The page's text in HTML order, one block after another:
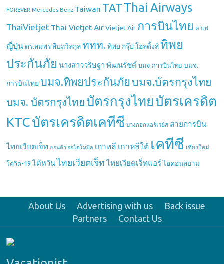
FOREVER Mercedes-Benz Taiwan TAT Thai Airways
ThaiVietjet Thai Vietjet Air Vietjet Air การบินไทย คาเฟ่
ญี่ปุ่น ดร.สมพร สืบถวิลกุล ททท. ทิพย กรุ๊ป โฮลดิ้งส์ ทิพย
ประกันภัย นางสาววริษฐา พัฒนรัชต์ บมจ.การบินไทย บมจ.
การบินไทย บมจ.ทิพยประกันภัย บมจ.บัตรกรุงไทย
บมจ. บัตรกรุงไทย บัตรกรุงไทย บัตรเครดิต
KTCบัตรเครดิตเคทีซี บางกอกแอร์เวย์ส สายการบิน
ไทยเวียตเจ็ท ฮอนด้า ออโตโมบิล เกาหลี เกาหลีใต้ เคทีซี เชียงใหม่
โควิด-19 ไต้หวัน ไทยเวียตเจ็ท ไทยเวียตเจ็ทแอร์ ไอคอนสยาม
About Us Advertising with us
Back issue
Partners
Contact Us